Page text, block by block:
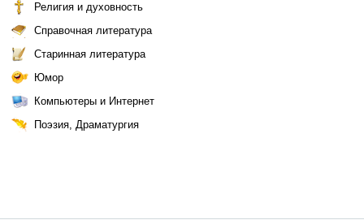
Религия и духовность
Справочная литература
Старинная литература
Юмор
Компьютеры и Интернет
Поэзия, Драматургия